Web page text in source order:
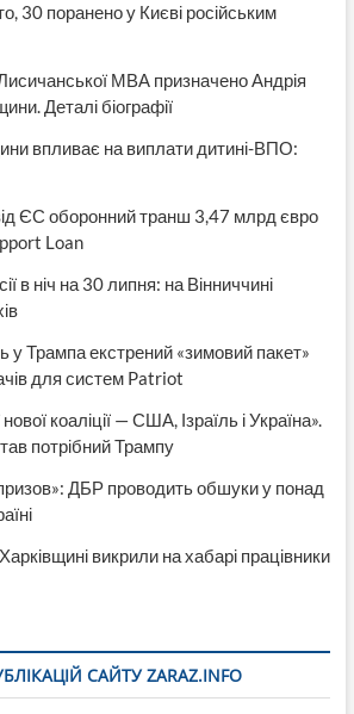
30 поранено у Києві російським
МВА призначено Андрія
Деталі біографії
впливає на виплати дитині-ВПО:
ЄС оборонний транш 3,47 млрд євро
Loan
в ніч на 30 липня: на Вінниччині
у Трампа екстрений «зимовий пакет»
для систем Patriot
коаліції — США, Ізраїль і Україна».
потрібний Трампу
ДБР проводить обшуки у понад
викрили на хабарі працівники
САЙТУ ZARAZ.INFO